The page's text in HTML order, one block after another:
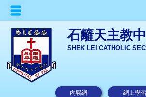
石籬天主教
SHEK LEI CATHOLIC
內聯網 網上學習